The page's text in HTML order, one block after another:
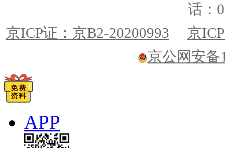
话：
京ICP证：京B2-20200993
京
京公网安备
APP